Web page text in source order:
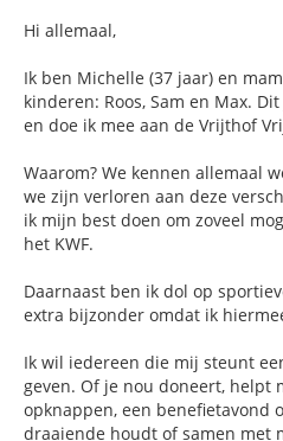
Hi allemaal,
Ik ben Michelle (37 jaar) en
kinderen: Roos, Sam en Max.
en doe ik mee aan de Vrijthof
Waarom? We kennen allemaal
we zijn verloren aan deze
ik mijn best doen om zoveel
het KWF.
Daarnaast ben ik dol op
extra bijzonder omdat ik
Ik wil iedereen die mij steunt
geven. Of je nou doneert, helpt
opknappen, een benefietavond
draaiende houdt of samen